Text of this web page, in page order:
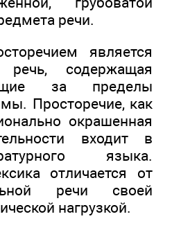
речи.
является
речь, содержащая
за пределы
Просторечие, как
окрашенная
входит в
языка.
отличается от
речи своей
нагрузкой.